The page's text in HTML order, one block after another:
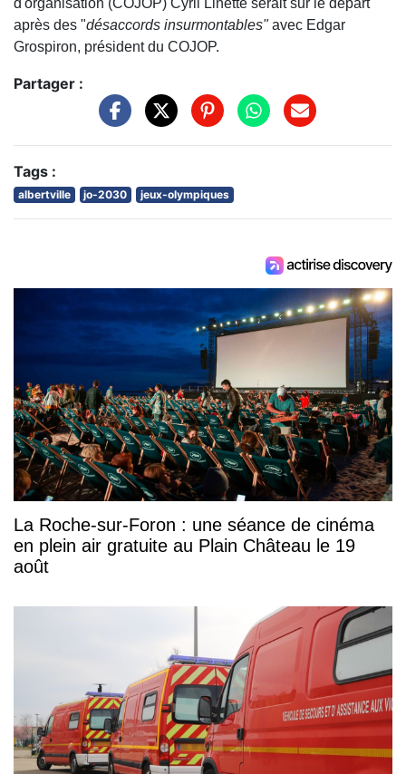
d'organisation (COJOP) Cyril Linette serait sur le départ
après des "désaccords insurmontables"avec Edgar
Grospiron, président du COJOP.
Partager :
Tags :
albertville jo-2030 jeux-olympiques
La Roche-sur-Foron : une séance de cinéma
en plein air gratuite au Plain Château le 19
août